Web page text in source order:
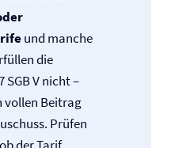
und manche
die
SGB V nicht –
vollen Beitrag
Prüfen